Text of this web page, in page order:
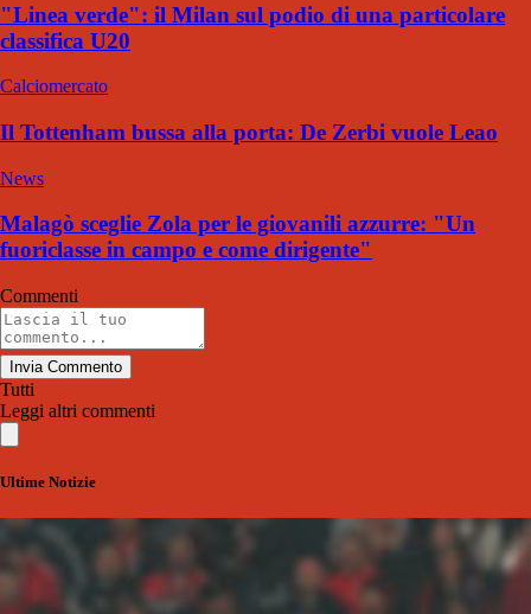
"Linea verde": il Milan sul podio di una particolare
classifica U20
Calciomercato
Il Tottenham bussa alla porta: De Zerbi vuole Leao
News
Malagò sceglie Zola per le giovanili azzurre: "Un
fuoriclasse in campo e come dirigente"
Commenti
Invia Commento
Tutti
Leggi altri commenti
Ultime Notizie